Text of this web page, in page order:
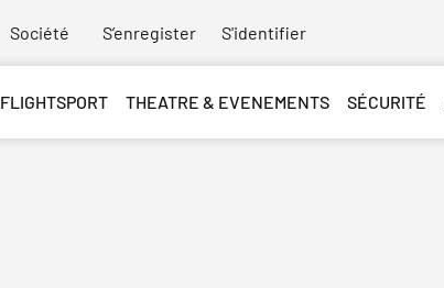
Société S’enregister S'identifier
FLIGHTSPORT THEATRE & EVENEMENTS SÉCURITÉ